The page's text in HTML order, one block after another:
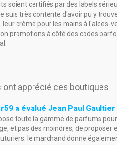
soient certifiés par des labels
suis très contente d'avoir pu y
leur crème pour les mains à l'aloes-
promotions à côté des codes
ont apprécié ces boutiques
a évalué Jean Paul Gaultier
toute la gamme de parfums
et pas des moindres, de
le marchand donne